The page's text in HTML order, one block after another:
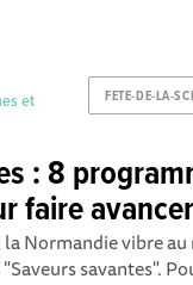
FETE-DE-LA-
et
: 8
faire
Normandie vibre
savantes".